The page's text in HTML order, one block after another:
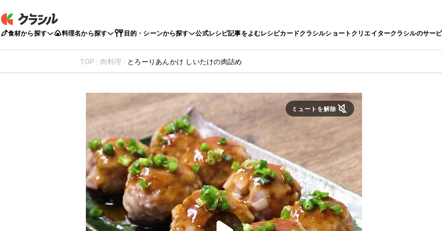
食材から探す 料理名から探す 目的・シーンから探す 公式レシピ記事をよむレシピカードクラシルショートクリエイタークラシルのサー
TOP 肉料理 とろーりあんかけ しいたけの肉詰め
ミュートを解除